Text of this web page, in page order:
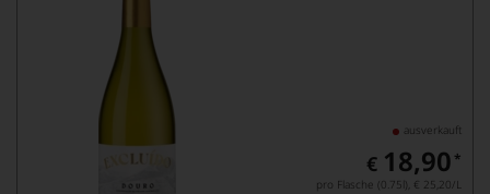
ausverkauft
€ 18,90 *
pro Flasche (0.75l), € 25,20/L